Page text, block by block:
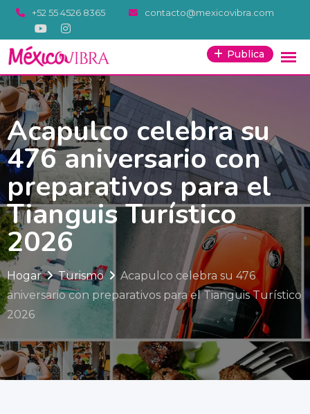
Saltar
contenido
+52 55 4526 8365 contacto@mexicovibra.com
Publica
Acapulco celebra su
476 aniversario con
preparativos para el
Tianguis Turístico
2026
Hogar Turismo
Acapulco celebra su 476
aniversario con preparativos para el Tianguis Turístico
2026